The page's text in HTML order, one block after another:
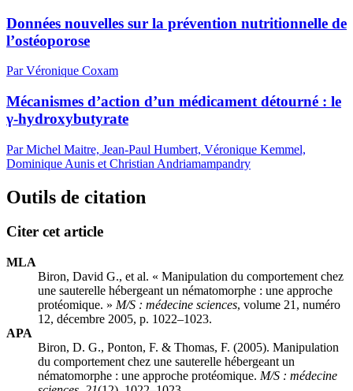
Données nouvelles sur la prévention nutritionnelle de
l’ostéoporose
Par Véronique Coxam
Mécanismes d’action d’un médicament détourné : le
γ-hydroxybutyrate
Par Michel Maitre, Jean-Paul Humbert, Véronique Kemmel,
Dominique Aunis et Christian Andriamampandry
Outils de citation
Citer cet article
MLA
Biron, David G., et al. « Manipulation du comportement chez
une sauterelle hébergeant un nématomorphe : une approche
protéomique. » M/S : médecine sciences, volume 21, numéro
12, décembre 2005, p. 1022–1023.
APA
Biron, D. G., Ponton, F. & Thomas, F. (2005). Manipulation
du comportement chez une sauterelle hébergeant un
nématomorphe : une approche protéomique. M/S : médecine